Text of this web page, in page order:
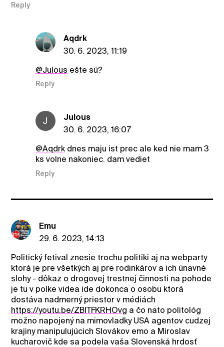
Reply
Aqdrk
30. 6. 2023, 11:19
@Julous ešte sú?
Reply
J
Julous
30. 6. 2023, 16:07
@Aqdrkdnes maju ist prec ale ked nie mam 3
ks volne nakoniec. dam vediet
Reply
Emu
29. 6. 2023, 14:13
Politický fetival znesie trochu politiki aj na webparty
ktorá je pre všetkých aj pre rodinkárov a ich únavné
slohy - dôkaz o drogovej trestnej činnosti na pohode
je tu v polke videa ide dokonca o osobu ktorá
dostáva nadmerný priestor v médiách
https://youtu.be/ZBlTFKRHOvg a čo nato politológ
možno napojený na mimovladky USA agentov cudzej
krajiny manipulujúcich Slovákov emo a Miroslav
kucharovič kde sa podela vaša Slovenská hrdosť